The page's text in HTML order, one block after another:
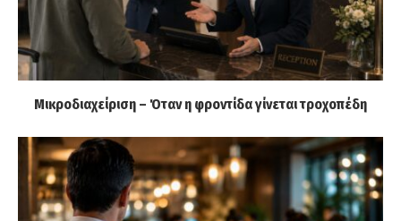
Μικροδιαχείριση – Όταν η φροντίδα γίνεται τροχοπέδη